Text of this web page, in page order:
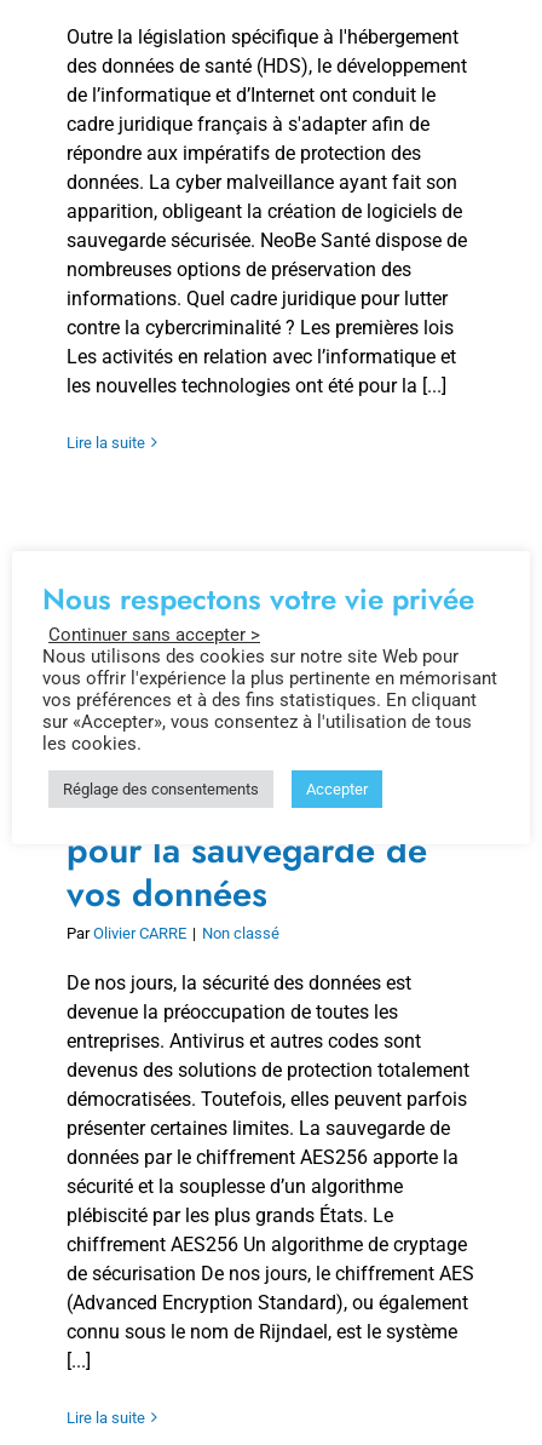
Outre la législation spécifique à l'hébergement
des données de santé (HDS), le développement
de l’informatique et d’Internet ont conduit le
cadre juridique français à s'adapter afin de
répondre aux impératifs de protection des
données. La cyber malveillance ayant fait son
apparition, obligeant la création de logiciels de
sauvegarde sécurisée. NeoBe Santé dispose de
nombreuses options de préservation des
informations. Quel cadre juridique pour lutter
contre la cybercriminalité ? Les premières lois
Les activités en relation avec l’informatique et
les nouvelles technologies ont été pour la [...]
Lire la suite
Chiffrement AES256
pour la sauvegarde de
vos données
ParOlivier CARRE | Non classé
De nos jours, la sécurité des données est
devenue la préoccupation de toutes les
entreprises. Antivirus et autres codes sont
devenus des solutions de protection totalement
démocratisées. Toutefois, elles peuvent parfois
présenter certaines limites. La sauvegarde de
données par le chiffrement AES256 apporte la
sécurité et la souplesse d’un algorithme
plébiscité par les plus grands États. Le
chiffrement AES256 Un algorithme de cryptage
de sécurisation De nos jours, le chiffrement AES
(Advanced Encryption Standard), ou également
connu sous le nom de Rijndael, est le système
[...]
Lire la suite
Nous respectons votre vie privée
Continuer sans accepter >
Nous utilisons des cookies sur notre site Web pour
vous offrir l'expérience la plus pertinente en mémorisant
vos préférences et à des fins statistiques. En cliquant
sur «Accepter», vous consentez à l'utilisation de tous
les cookies.
Réglage des consentements Accepter